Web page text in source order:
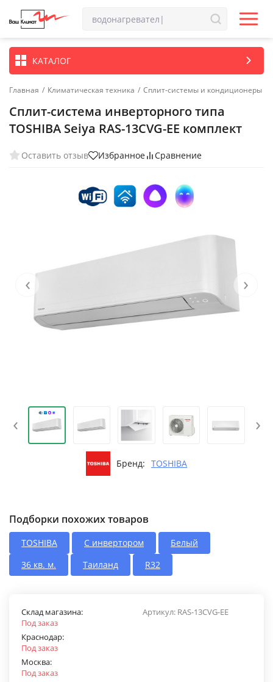
КАТАЛОГ
Главная / Климатическая техника / Сплит-системы и кондиционеры
Сплит-система инверторного типа
TOSHIBA Seiya RAS-13CVG-EE комплект
Оставить отзыв Избранное Сравнение
‹ ›
‹ ›
Бренд: TOSHIBA
Подборки похожих товаров
TOSHIBA С инвертором
Белый
36 кв. м.
Таиланд R32
Артикул: RAS-13CVG-EE
Склад магазина:
Под заказ
Краснодар:
Под заказ
Москва:
Под заказ